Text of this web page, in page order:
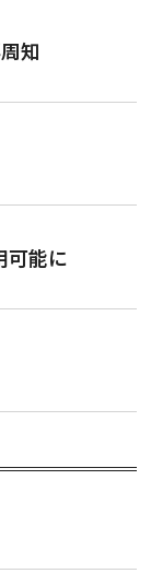
知
可能に